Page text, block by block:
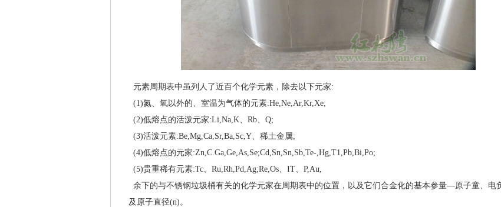
元素周期表中虽列人了近百个化学元素，除去以下元家:
(1)氮、氧以外的、室温为气体的元素:He,Ne,Ar,Kr,Xe;
(2)低熔点的活泼元家:Li,Na,K、Rb、Q;
(3)活泼元素:Be,Mg,Ca,Sr,Ba,Sc,Y、稀土金属;
(4)低熔点的元家:Zn,C.Ga,Ge,As,Se;Cd,Sn,Sn,Sb,Te-,Hg,T1,Pb,Bi,Po;
(5)贵重稀有元素:Tc、Ru,Rh,Pd,Ag;Re,Os、IT、P,Au,
余下的与不锈钢垃圾桶有关的化学元家在周期表中的位置，以及它们合金化的基本参量—原子童、电
及原子直径(n)。